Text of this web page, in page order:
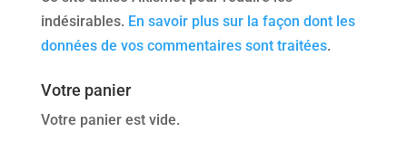
indésirables. En savoir plus sur la façon dont les
données de vos commentaires sont traitées.
Votre panier
Votre panier est vide.